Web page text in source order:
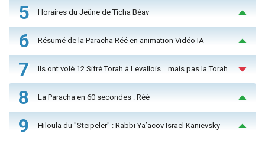
5 Horaires du Jeûne de Ticha Béav
6 Résumé de la Paracha Réé en animation Vidéo IA
7 Ils ont volé 12 Sifré Torah à Levallois… mais pas la Torah
8 La Paracha en 60 secondes : Réé
9 Hiloula du "Steïpeler" : Rabbi Ya’acov Israël Kanievsky